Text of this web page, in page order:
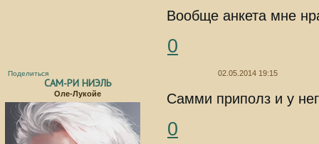
Вообще анкета мне
0
Поделиться 02.05.2014 19:15
САМ-РИ НИЭЛЬ
Оле-Лукойе Самми приполз и у
0